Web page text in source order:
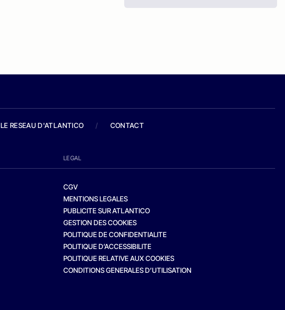
LE RESEAU D'ATLANTICO / CONTACT
LEGAL
CGV
MENTIONS LEGALES
PUBLICITE SUR ATLANTICO
GESTION DES COOKIES
POLITIQUE DE CONFIDENTIALITE
POLITIQUE D’ACCESSIBILITE
POLITIQUE RELATIVE AUX COOKIES
CONDITIONS GENERALES D’UTILISATION